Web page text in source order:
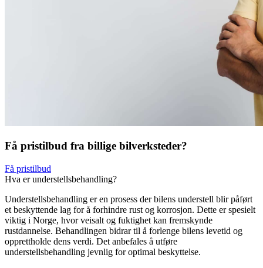
Få pristilbud fra billige bilverksteder?
Få pristilbud
Hva er understellsbehandling?
Understellsbehandling er en prosess der bilens understell blir påført
et beskyttende lag for å forhindre rust og korrosjon. Dette er spesielt
viktig i Norge, hvor veisalt og fuktighet kan fremskynde
rustdannelse. Behandlingen bidrar til å forlenge bilens levetid og
opprettholde dens verdi. Det anbefales å utføre
understellsbehandling jevnlig for optimal beskyttelse.